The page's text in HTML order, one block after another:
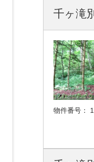
千ヶ滝
物件番号：